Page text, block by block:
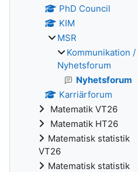
PhD Council
KIM
MSR
Kommunikation /
Nyhetsforum
Nyhetsforum
Karriärforum
Matematik VT26
Matematik HT26
Matematisk statistik
VT26
Matematisk statistik